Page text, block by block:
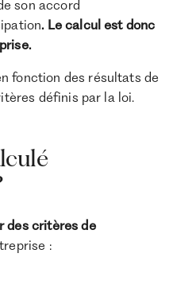
son accord
. Le calcul est donc
fonction des résultats de
définis par la loi.
des critères de
: